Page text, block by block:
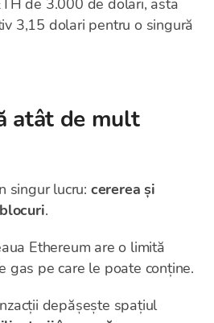
de 3.000 de dolari, asta
3,15 dolari pentru o singură
atât de mult
singur lucru: cererea și
.
Ethereum are o limită
gas pe care le poate conține.
depășește spațiul